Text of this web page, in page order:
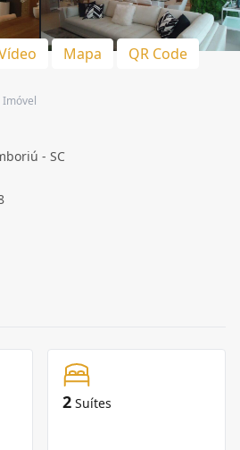
Mapa QR Code
Imóvel
- SC
2 Suítes